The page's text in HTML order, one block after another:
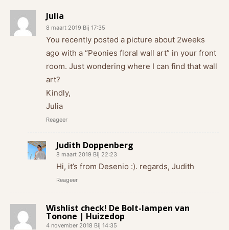
Julia
8 maart 2019 Bij 17:35
You recently posted a picture about 2weeks
ago with a “Peonies floral wall art” in your front
room. Just wondering where I can find that wall
art?
Kindly,
Julia
Reageer
Judith Doppenberg
8 maart 2019 Bij 22:23
Hi, it’s from Desenio :). regards, Judith
Reageer
Wishlist check! De Bolt-lampen van
Tonone | Huizedop
4 november 2018 Bij 14:35